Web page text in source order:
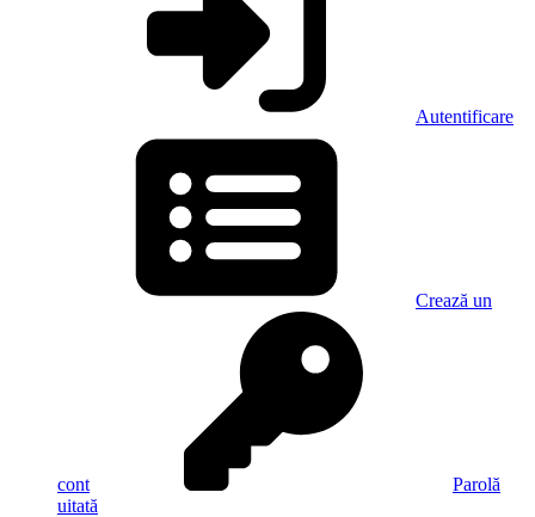
Autentificare
Crează un
cont
Parolă
uitată